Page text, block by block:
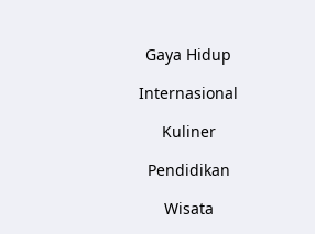
Gaya Hidup
Internasional
Kuliner
Pendidikan
Wisata